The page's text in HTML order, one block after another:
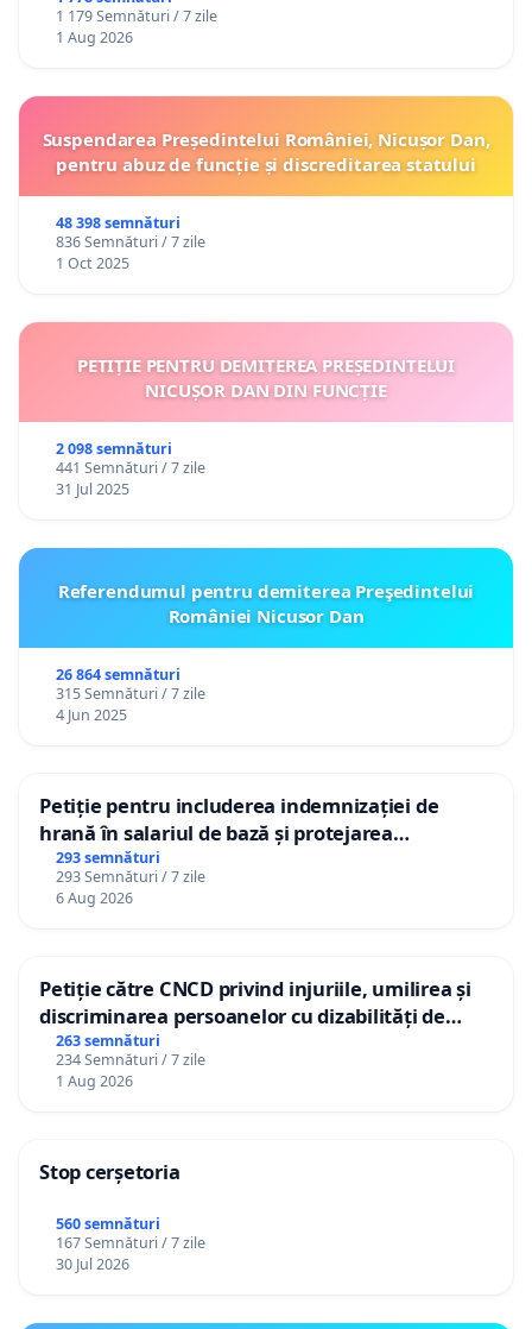
1 179 Semnături / 7 zile
1 Aug 2026
Suspendarea Președintelui României, Nicușor Dan,
pentru abuz de funcție și discreditarea statului
48 398 semnături
836 Semnături / 7 zile
1 Oct 2025
PETIȚIE PENTRU DEMITEREA PREȘEDINTELUI
NICUȘOR DAN DIN FUNCȚIE
2 098 semnături
441 Semnături / 7 zile
31 Jul 2025
Referendumul pentru demiterea Preşedintelui
României Nicusor Dan
26 864 semnături
315 Semnături / 7 zile
4 Jun 2025
Petiție pentru includerea indemnizației de
hrană în salariul de bază și protejarea
gradațiilor de vechime pentru asistenții
personali
293 semnături
293 Semnături / 7 zile
6 Aug 2026
Petiție către CNCD privind injuriile, umilirea și
discriminarea persoanelor cu dizabilități de
către utilizatorul TikTok „Gorici”
263 semnături
234 Semnături / 7 zile
1 Aug 2026
Stop cerșetoria
560 semnături
167 Semnături / 7 zile
30 Jul 2026